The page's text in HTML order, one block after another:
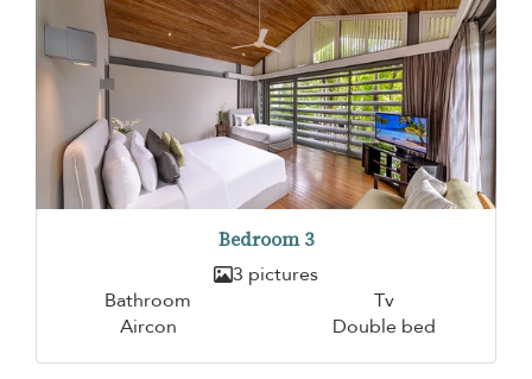
Bedroom 3
3 pictures
Bathroom
Tv
Aircon
Double bed